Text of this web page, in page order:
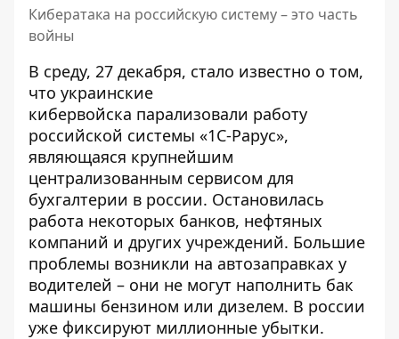
Кибератака на российскую систему – это часть
войны
В среду, 27 декабря, стало известно о том,
что украинские
кибервойска парализовали работу
российской системы «1С-Рарус»,
являющаяся крупнейшим
централизованным сервисом для
бухгалтерии в россии. Остановилась
работа некоторых банков, нефтяных
компаний и других учреждений. Большие
проблемы возникли на автозаправках у
водителей – они не могут наполнить бак
машины бензином или дизелем. В россии
уже фиксируют миллионные убытки.